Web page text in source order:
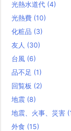
光熱水道代 (4)
光熱費 (10)
化粧品 (3)
友人 (30)
台風 (6)
品不足 (1)
回覧板 (2)
地震 (8)
地震、火事、災害
外食 (15)